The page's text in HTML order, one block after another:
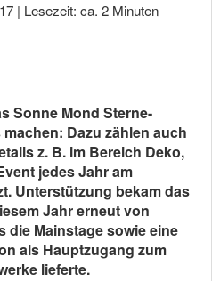
| Lesezeit: ca. 2 Minuten
Sonne Mond Sterne-
Dazu zählen auch
z. B. im Bereich Deko,
jedes Jahr am
Unterstützung bekam das
Jahr erneut von
die Mainstage sowie eine
als Hauptzugang zum
lieferte.